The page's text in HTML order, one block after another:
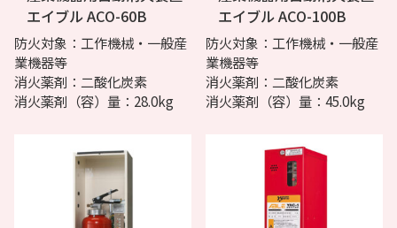
エイブル ACO-60B
防火対象：工作機械・一般産
業機器等
消火薬剤：二酸化炭素
消火薬剤（容）量：28.0kg
エイブル ACO-100B
防火対象：工作機械・一般産
業機器等
消火薬剤：二酸化炭素
消火薬剤（容）量：45.0kg